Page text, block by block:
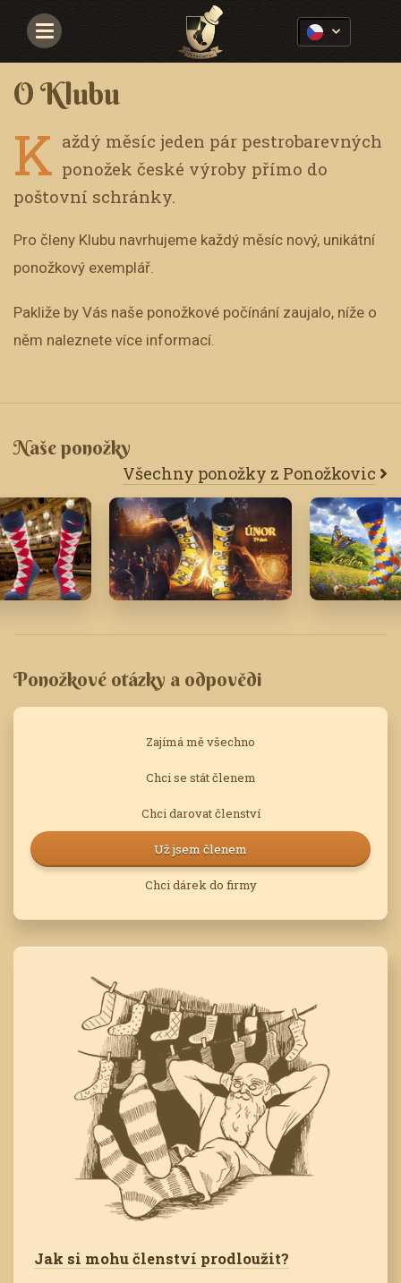
Navigace
O Klubu
K aždý měsíc jeden pár pestrobarevných
ponožek české výroby přímo do
poštovní schránky.
Pro členy Klubu navrhujeme každý měsíc nový, unikátní
ponožkový exemplář.
Pakliže by Vás naše ponožkové počínání zaujalo, níže o
něm naleznete více informací.
Naše ponožky
Všechny ponožky z Ponožkovic
Ponožkové otázky a odpovědi
Zajímá mě všechno
Chci se stát členem
Chci darovat členství
Už jsem členem
Chci dárek do firmy
Jak si mohu členství prodloužit?